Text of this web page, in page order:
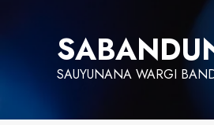
SAUYUNANA WARGI